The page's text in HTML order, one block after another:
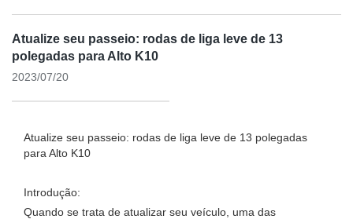
Atualize seu passeio: rodas de liga leve de 13
polegadas para Alto K10
2023/07/20
Atualize seu passeio: rodas de liga leve de 13 polegadas
para Alto K10
Introdução:
Quando se trata de atualizar seu veículo, uma das